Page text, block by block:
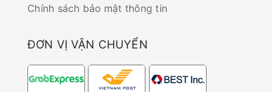
Chính sách bảo mật thông tin
ĐƠN VỊ VẬN CHUYỂN